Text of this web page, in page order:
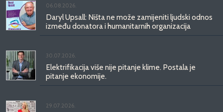
06.08.2026.
Daryl Upsall: Ništa ne može zamijeniti ljudski odnos
između donatora i humanitarnih organizacija
30.07.2026.
Elektrifikacija više nije pitanje klime. Postala je
pitanje ekonomije.
29.07.2026.